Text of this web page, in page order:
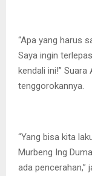
“Apa yang harus
Saya ingin
kendali ini!”
tenggorokannya.
“Yang bisa kita
Murbeng Ing
ada pencerahan,”